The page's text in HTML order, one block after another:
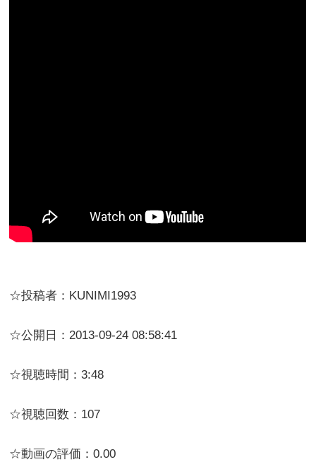
☆投稿者：KUNIMI1993
☆公開日：2013-09-24 08:58:41
☆視聴時間：3:48
☆視聴回数：107
☆動画の評価：0.00